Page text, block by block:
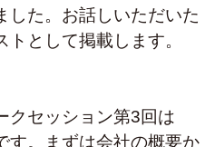
した。お話しいただいた
として掲載します。
クセッション第3回は
す。まずは会社の概要か